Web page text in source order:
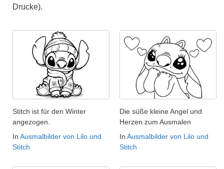
Drucke).
Stitch ist für den Winter
angezogen.
In Ausmalbilder von Lilo und
Stitch
Die süße kleine Angel und
Herzen zum Ausmalen
In Ausmalbilder von Lilo und
Stitch